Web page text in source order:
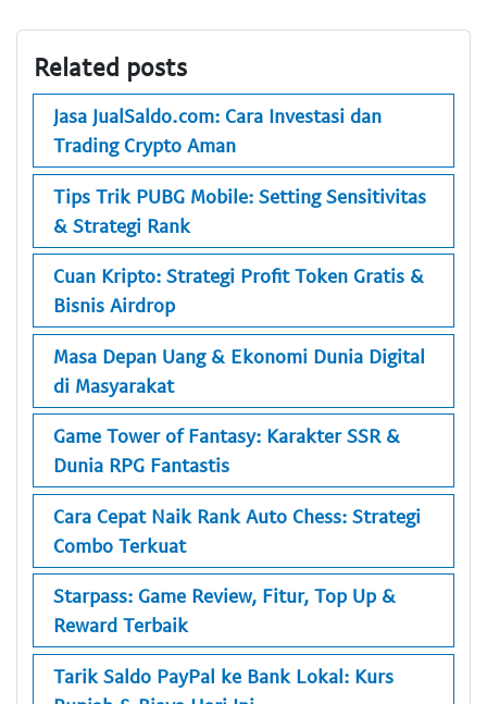
Related posts
Jasa JualSaldo.com: Cara Investasi dan
Trading Crypto Aman
Tips Trik PUBG Mobile: Setting Sensitivitas
& Strategi Rank
Cuan Kripto: Strategi Profit Token Gratis &
Bisnis Airdrop
Masa Depan Uang & Ekonomi Dunia Digital
di Masyarakat
Game Tower of Fantasy: Karakter SSR &
Dunia RPG Fantastis
Cara Cepat Naik Rank Auto Chess: Strategi
Combo Terkuat
Starpass: Game Review, Fitur, Top Up &
Reward Terbaik
Tarik Saldo PayPal ke Bank Lokal: Kurs